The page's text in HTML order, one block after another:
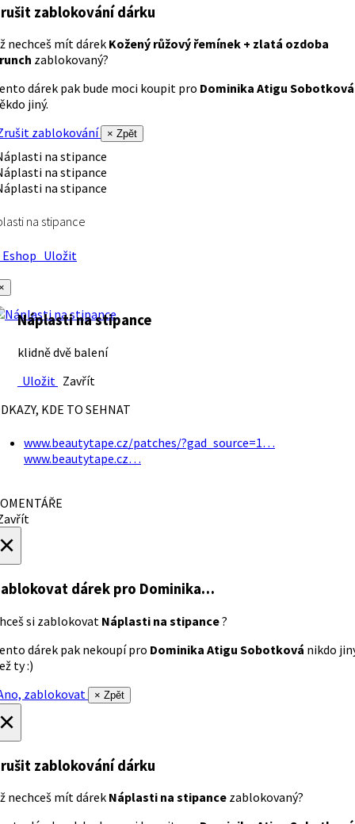
zablokování dárku
nechceš mít dárek Kožený růžový řemínek + zlatá ozdoba
zablokovaný?
dárek pak bude moci koupit pro Dominika Atigu Sobotková
jiný.
zablokování
× Zpět
na stipance
Uložit
Náplasti na stipance
klidně dvě balení
Uložit Zavřít
KDE TO SEHNAT
www.beautytape.cz/patches/?gad_source=1…
www.beautytape.cz…
dárek pro Dominika…
si zablokovat Náplasti na stipance?
dárek pak nekoupí pro Dominika Atigu Sobotková nikdo
ty :)
zablokovat
× Zpět
zablokování dárku
nechceš mít dárek Náplasti na stipance zablokovaný?